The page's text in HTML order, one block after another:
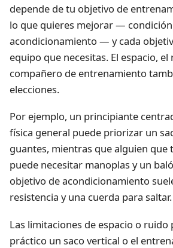
depende de tu objetivo de
lo que quieres mejorar —
acondicionamiento — y cada
equipo que necesitas. El espacio,
compañero de entrenamiento
elecciones.
Por ejemplo, un principiante
física general puede priorizar un
guantes, mientras que alguien que
puede necesitar manoplas y un
objetivo de acondicionamiento
resistencia y una cuerda para saltar.
Las limitaciones de espacio o ruido
práctico un saco vertical o el